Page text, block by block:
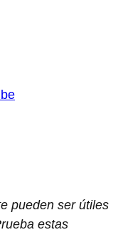
pueden ser útiles
estas